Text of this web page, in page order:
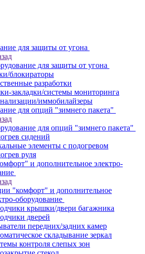
для защиты от угона
для защиты от угона
блокираторы
разработки
закладки/системы мониторинга
иммобилайзеры
для опций "зимнего пакета"
для опций "зимнего пакета"
сидений
элементы с подогревом
руля
и дополнительное электро-
"комфорт" и дополнительное
оборудование
крышки/двери багажника
дверей
передних/задних камер
складывание зеркал
контроля слепых зон